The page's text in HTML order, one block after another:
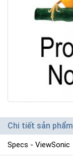
Chi tiết sản phẩm
Specs - ViewSonic